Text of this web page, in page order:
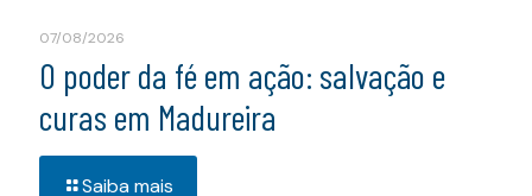
07/08/2026
O poder da fé em ação: salvação e
curas em Madureira
Saiba mais